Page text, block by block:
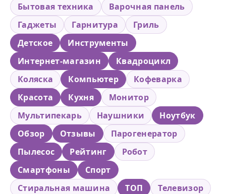
Бытовая техника
Варочная панель
Гаджеты
Гарнитура
Гриль
Детское
Инструменты
Интернет-магазин
Квадроцикл
Коляска
Компьютер
Кофеварка
Красота
Кухня
Монитор
Мультипекарь
Наушники
Ноутбук
Обзор
Отзывы
Парогенератор
Пылесос
Рейтинг
Робот
Смартфоны
Спорт
Стиральная машина
ТОП
Телевизор